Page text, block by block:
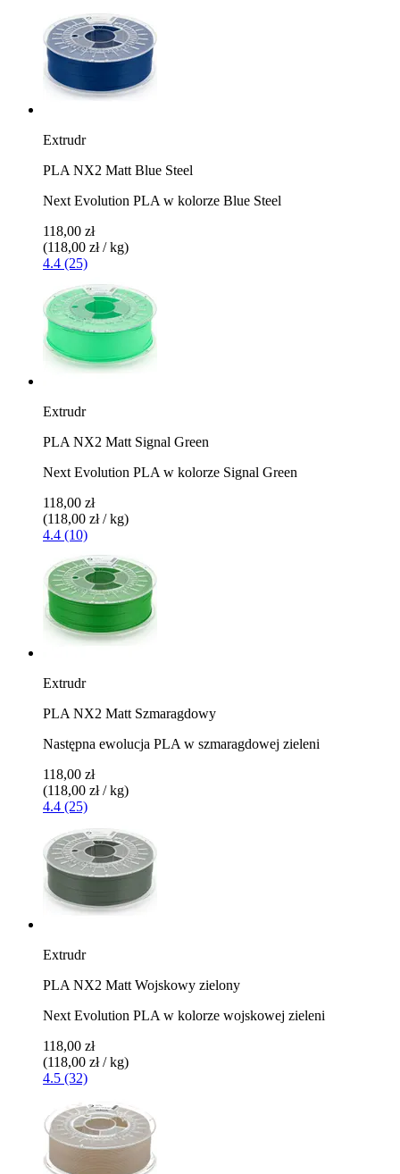
Extrudr
PLA NX2 Matt Blue Steel
Next Evolution PLA w kolorze Blue Steel
118,00 zł
(118,00 zł / kg)
4.4 (25)
Extrudr
PLA NX2 Matt Signal Green
Next Evolution PLA w kolorze Signal Green
118,00 zł
(118,00 zł / kg)
4.4 (10)
Extrudr
PLA NX2 Matt Szmaragdowy
Następna ewolucja PLA w szmaragdowej zieleni
118,00 zł
(118,00 zł / kg)
4.4 (25)
Extrudr
PLA NX2 Matt Wojskowy zielony
Next Evolution PLA w kolorze wojskowej zieleni
118,00 zł
(118,00 zł / kg)
4.5 (32)